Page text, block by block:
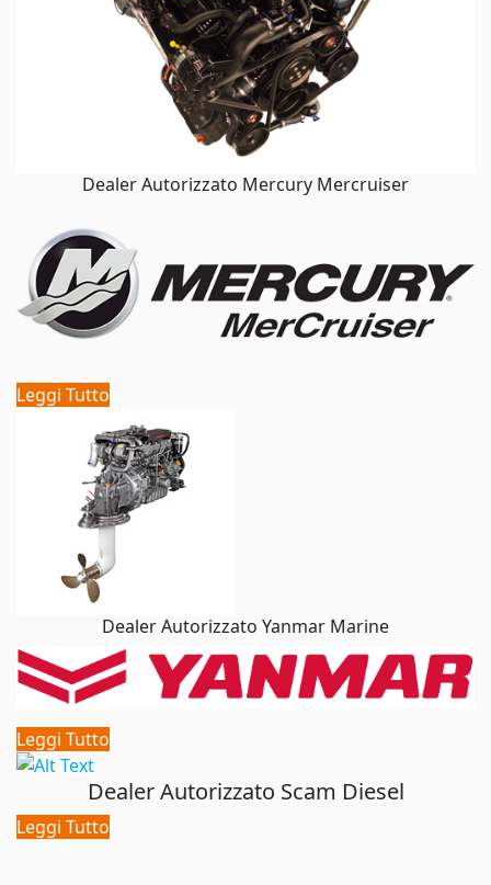
Dealer Autorizzato Mercury Mercruiser
Leggi Tutto
Dealer Autorizzato Yanmar Marine
Leggi Tutto
Dealer Autorizzato Scam Diesel
Leggi Tutto